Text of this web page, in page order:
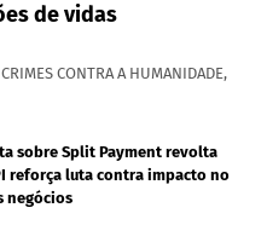
de vidas
CONTRA A HUMANIDADE,
sobre Split Payment revolta
reforça luta contra impacto no
negócios